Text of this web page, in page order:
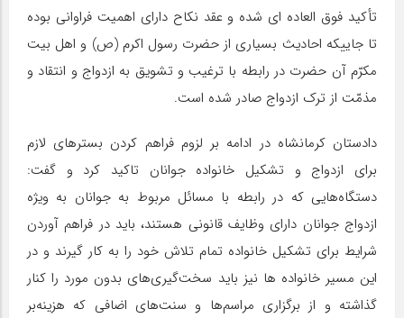
تأکید فوق العاده ای شده و عقد نکاح دارای اهمیت فراوانی بوده
تا جاییکه احادیث بسیاری از حضرت رسول اکرم (ص) و اهل بیت
مکرّم آن حضرت در رابطه با ترغیب و تشویق به ازدواج و انتقاد و
مذمّت از ترک ازدواج صادر شده است.
دادستان کرمانشاه در ادامه بر لزوم فراهم کردن بسترهای لازم
برای ازدواج و تشکیل خانواده جوانان تاکید کرد و گفت:
دستگاه‌هایی که در رابطه با مسائل مربوط به جوانان به ویژه
ازدواج جوانان دارای وظایف قانونی هستند، باید در فراهم آوردن
شرایط برای تشکیل خانواده تمام تلاش خود را به کار گیرند و در
این مسیر خانواده ها نیز باید سخت‌گیری‌های بدون مورد را کنار
گذاشته و از برگزاری مراسم‌ها و سنت‌های اضافی که هزینه‌بر